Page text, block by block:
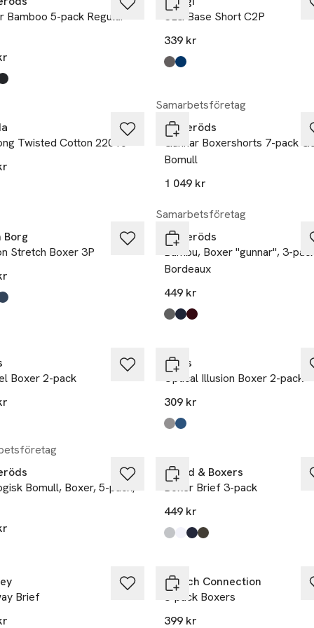
Bamboo 5-pack Regular
finns i färgerna:
Grey
SLG Base Short C2P
339 kr
Produkten finns i färgerna:
Shiver
Black Combination
Twisted Cotton 22010
finns i färgerna:
Samarbetsföretag
Resteröds
Gunnar Boxershorts 7-pack
Bomull
1 049 kr
Borg
Stretch Boxer 3P
finns i färgerna:
3
5
6
Samarbetsföretag
Resteröds
Bambu, Boxer "gunnar", 3-
Bordeaux
449 kr
Produkten finns i färgerna:
black,
navy,
purple,
Boxer 2-pack
finns i färgerna:
Levi's
Optical Illusion Boxer 2-pack
309 kr
Produkten finns i färgerna:
Grey / Black
Dark Blue Combo
Bomull, Boxer, 5-pack,
Bread & Boxers
Boxer Brief 3-pack
449 kr
Produkten finns i färgerna:
Grey,
White,
Dark Navy
Army Green1
Brief
French Connection
3-pack Boxers
399 kr